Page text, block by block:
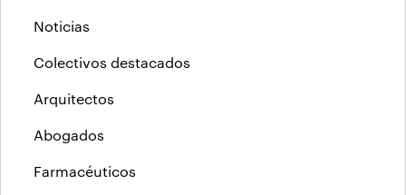
Noticias
Colectivos destacados
Arquitectos
Abogados
Farmacéuticos